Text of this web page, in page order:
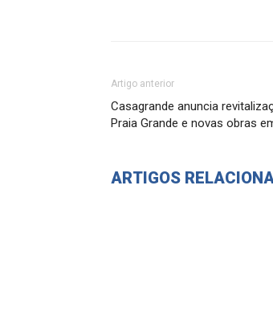
Artigo anterior
Casagrande anuncia
Praia Grande e novas obras
ARTIGOS